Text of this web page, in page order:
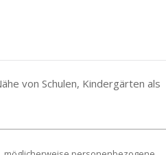
von Schulen, Kindergärten als